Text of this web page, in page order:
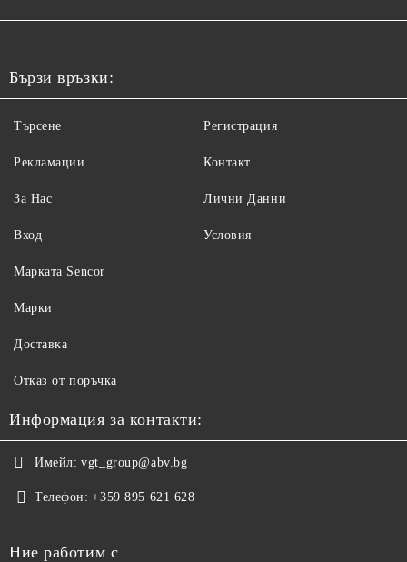
Бързи връзки:
Търсене
Рекламации
За Нас
Вход
Регистрация
Контакт
Лични Данни
Условия
Maрката Sencor
Марки
Доставка
Отказ от поръчка
Информация за контакти:
Имейл: vgt_group@abv.bg
Телефон: +359 895 621 628
Ние работим с